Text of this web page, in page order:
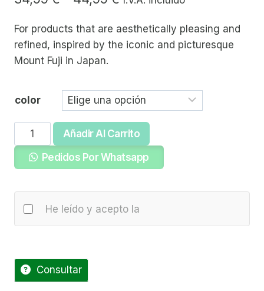
precios:
hasta
44,99 €
For products that are aesthetically pleasing and
refined, inspired by the iconic and picturesque
Mount Fuji in Japan.
color
Line
cantidad
Añadir Al Carrito
Pedidos Por Whatsapp
He leído y acepto la
Consultar